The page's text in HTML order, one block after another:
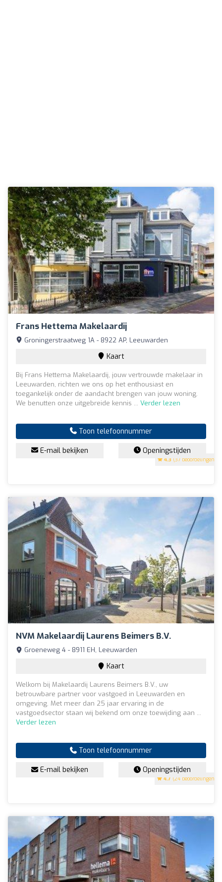
Frans Hettema Makelaardij
4.3 (37 beoordelingen)
Groningerstraatweg 1A - 8922 AP, Leeuwarden
Kaart
Bij Frans Hettema Makelaardij, jouw vertrouwde makelaar in
Leeuwarden, richten we ons op het enthousiast en
toegankelijk onder de aandacht brengen van jouw woning.
We benutten onze uitgebreide kennis ... Verder lezen
Toon telefoonnummer
E-mail bekijken Openingstijden
NVM Makelaardij Laurens Beimers B.V.
4.7 (24 beoordelingen)
Groeneweg 4 - 8911 EH, Leeuwarden
Kaart
Welkom bij Makelaardij Laurens Beimers B.V., uw
betrouwbare partner voor vastgoed in Leeuwarden en
omgeving. Met meer dan 25 jaar ervaring in de
vastgoedsector staan wij bekend om onze toewijding aan ...
Verder lezen
Toon telefoonnummer
E-mail bekijken Openingstijden